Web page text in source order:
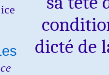
dicté de